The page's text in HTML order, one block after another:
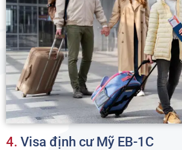
4. Visa định cư Mỹ EB-1C